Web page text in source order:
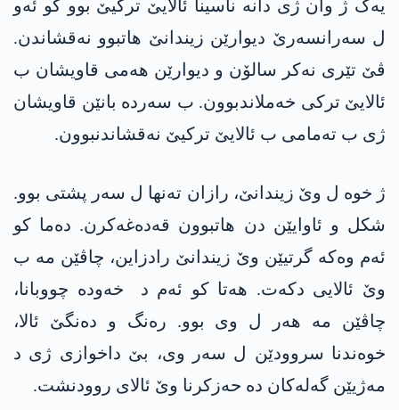
یەک ژ وان ژی دانە ناسینا ئالایێ ترکیێ بوو کو ئەو
ل سەرانسەرێ دیوارێن زیندانێ ھاتبوو نەقشاندن.
ڤێ تێری نەکر سالۆن و دیوارێن ھەمی قاویشان ب
ئالایێ ترکی خەملاندبوون. ب سەردە بانێن قاویشان
ژی ب تەمامی ب ئالایێ ترکیێ نەقشاندنبوون.
ژ خوە ل وێ زیندانێ، رازان تەنھا ل سەر پشتی بوو.
شکل و ئاوایێن دن ھاتبوون قەدەغەکرن. دەما کو
ئەم وەکە گرتیێن وێ زیندانێ رادزاین، چاڤێن مە ب
وێ ئالایی دکەت. ھەتا کو ئەم د خەودە چووبانا،
چاڤێن مە ھەر ل وی بوو. رەنگ و دەنگێ ئالا،
خوەندنا سروودێن ل سەر وی، بێ داخوازی ژی د
مەژیێن گەلەکان دە حەزکرنا وێ ئالای روودنشت.